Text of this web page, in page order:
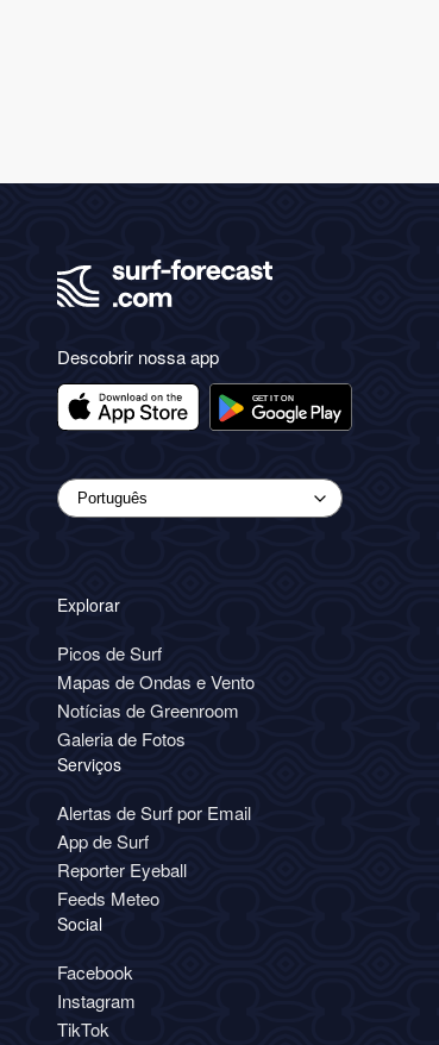
Descobrir nossa app
Explorar
Picos de Surf
Mapas de Ondas e Vento
Notícias de Greenroom
Galeria de Fotos
Serviços
Alertas de Surf por Email
App de Surf
Reporter Eyeball
Feeds Meteo
Social
Facebook
Instagram
TikTok